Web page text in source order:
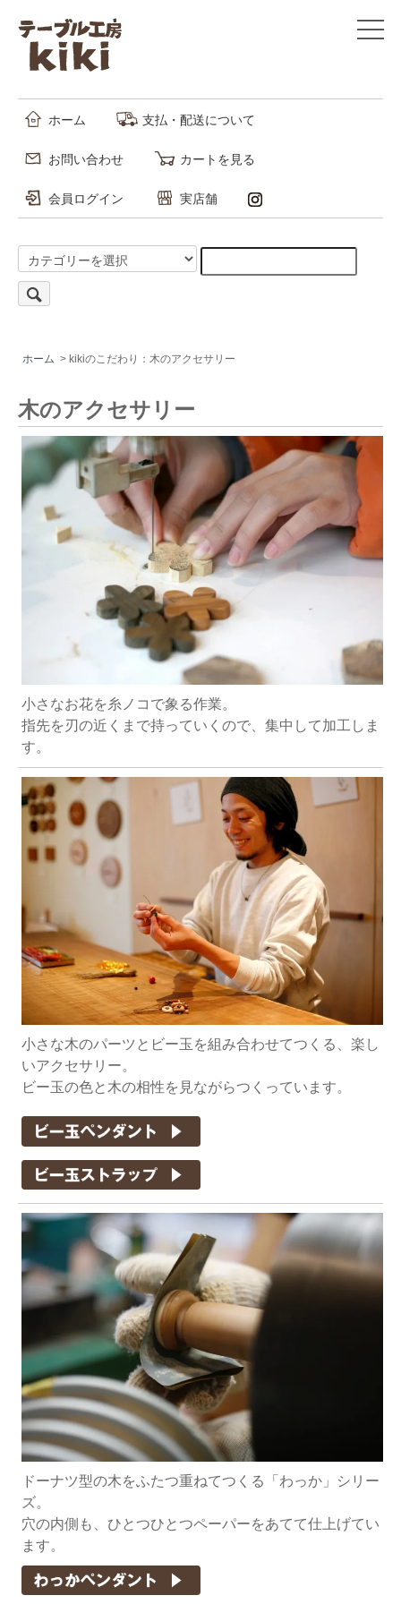
ホーム 支払・配送について
お問い合わせ カートを見る
会員ログイン 実店舗
ホーム > kikiのこだわり：木のアクセサリー
木のアクセサリー
小さなお花を糸ノコで象る作業。
指先を刃の近くまで持っていくので、集中して加工しま
す。
小さな木のパーツとビー玉を組み合わせてつくる、楽し
いアクセサリー。
ビー玉の色と木の相性を見ながらつくっています。
ドーナツ型の木をふたつ重ねてつくる「わっか」シリー
ズ。
穴の内側も、ひとつひとつペーパーをあてて仕上げてい
ます。